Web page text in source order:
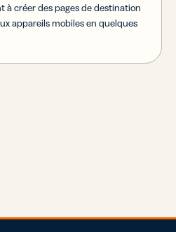
à créer des pages de destination
appareils mobiles en quelques